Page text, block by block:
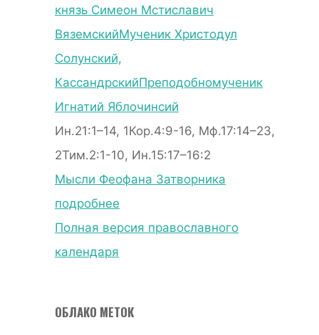
князь Симеон Мстиславич
ВяземскийМученик Христодул
Солунский,
КассандрскийПреподобномученик
Игнатий Яблочинсий
Ин.21:1–14, 1Кор.4:9-16, Мф.17:14–23,
2Тим.2:1-10, Ин.15:17–16:2
Мысли Феофана Затворника
подробнее
Полная версия православного
календаря
ОБЛАКО МЕТОК